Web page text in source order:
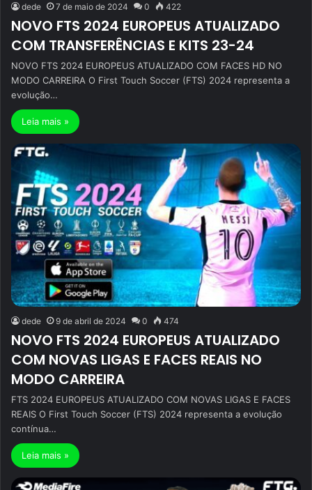
dede 7 de maio de 2024 0 422
NOVO FTS 2024 EUROPEUS ATUALIZADO
COM TRANSFERÊNCIAS E KITS 23-24
NOVO FTS 2024 EUROPEUS ATUALIZADO COM FACES HD NO
MODO CARREIRA O First Touch Soccer (FTS) 2024 representa a
evolução…
Leia mais »
dede 9 de abril de 2024 0 474
NOVO FTS 2024 EUROPEUS ATUALIZADO
COM NOVAS LIGAS E FACES REAIS NO
MODO CARREIRA
FTS 2024 EUROPEUS ATUALIZADO COM NOVAS LIGAS E FACES
REAIS O First Touch Soccer (FTS) 2024 representa a evolução
contínua…
Leia mais »